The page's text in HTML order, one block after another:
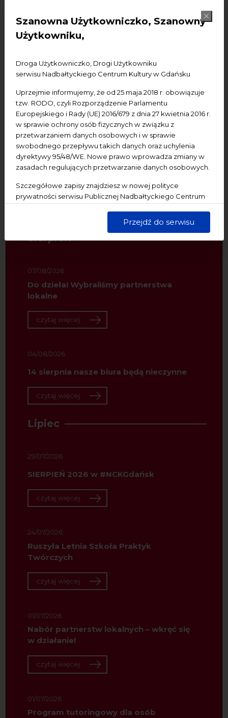
Szanowna Użytkowniczko, Szanowny
Użytkowniku,
Droga Użytkowniczko, Drogi Użytkowniku
serwisu Nadbałtyckiego Centrum Kultury w Gdańsku
Uprzejmie informujemy, że od 25 maja 2018 r. obowiązuje
tzw. RODO, czyli Rozporządzenie Parlamentu
Europejskiego i Rady (UE) 2016/679 z dnia 27 kwietnia 2016 r.
w sprawie ochrony osób fizycznych w związku z
przetwarzaniem danych osobowych i w sprawie
swobodnego przepływu takich danych oraz uchylenia
dyrektywy 95/48/WE. Nowe prawo wprowadza zmiany w
zasadach regulujących przetwarzanie danych osobowych.
Szczegółowe zapisy znajdziesz w nowej polityce
prywatności serwisu Publicznej Nadbałtyckiego Centrum
dane są przetwarzane w sposób bezpieczny, z należytą
starannością i zgodnie z obowiązującymi przepisami.
Przejdź do serwisu
informujemy, że Ratusz Staromiejski będzie zamknięty
dla zwiedzających.
Udostępnij:
Facebook
Mastodon
Pinterest
Zapisz się do naszego newslettera!
Sierpień
07/08/2026
Do dzieła! Wybraliśmy partnerstwa
lokalne
czytaj więcej
04/08/2026
14 sierpnia nasze biura będą nieczynne
czytaj więcej
Lipiec
29/07/2026
SIERPIEŃ 2026 w #NCKGdańsk
czytaj więcej
24/07/2026
Ruszyła Letnia Szkoła Praktyk
Twórczych
czytaj więcej
01/07/2026
Nabór partnerstw lokalnych – wkręć się
w działanie!
czytaj więcej
01/07/2026
Program tutoringowy dla osób